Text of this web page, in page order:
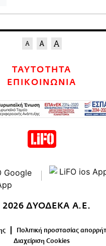
ΤΑΥΤΟΤΗΤΑ
ΕΠΙΚΟΙΝΩΝΙΑ
2026 ΔΥΟΔΕΚΑ Α.Ε.
Πολιτική προστασίας
Διαχείριση Cookies